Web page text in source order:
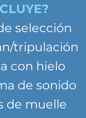
selección
tripulación
con hielo
de sonido
de muelle